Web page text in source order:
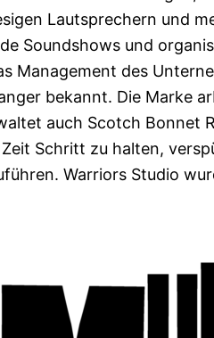
Lautsprechern und
Soundshows und
Management des
bekannt. Die Marke
auch Scotch Bonnet
Schritt zu halten,
Warriors Studio